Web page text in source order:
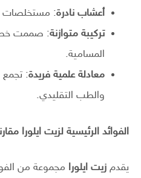
أعشاب نادرة: مستخلصات
تركيبة متوازنة: صممت
المسامية.
معادلة علمية فريدة: تجمع
والطب التقليدي.
الفوائد الرئيسية لزيت ايلورا
يقدم زيت ايلورا مجموعة من